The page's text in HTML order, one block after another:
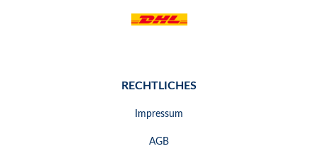
RECHTLICHES
Impressum
AGB